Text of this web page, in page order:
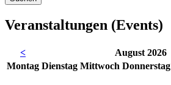
Veranstaltungen (Events)
<
August 2026
Montag Dienstag Mittwoch Donnerstag